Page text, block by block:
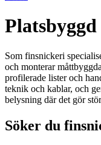
Som finsnickeri
och monterar
profilerade lister och
teknik och kablar, och
belysning där det gör
Söker du